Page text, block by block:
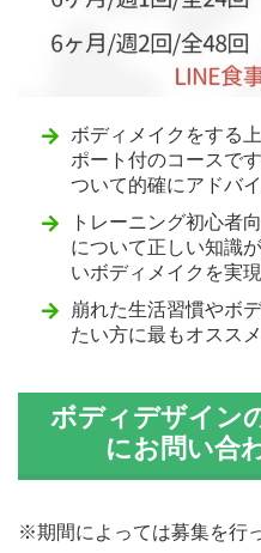
ボディメイクをする
ポート付のコースで
ついて的確にアドバ
トレーニング初心者
について正しい知識
いボディメイクを実現
崩れた生活習慣やボ
たい方に最もオスス
ボディデザイン
にお問い合
※期間によっては募集を行